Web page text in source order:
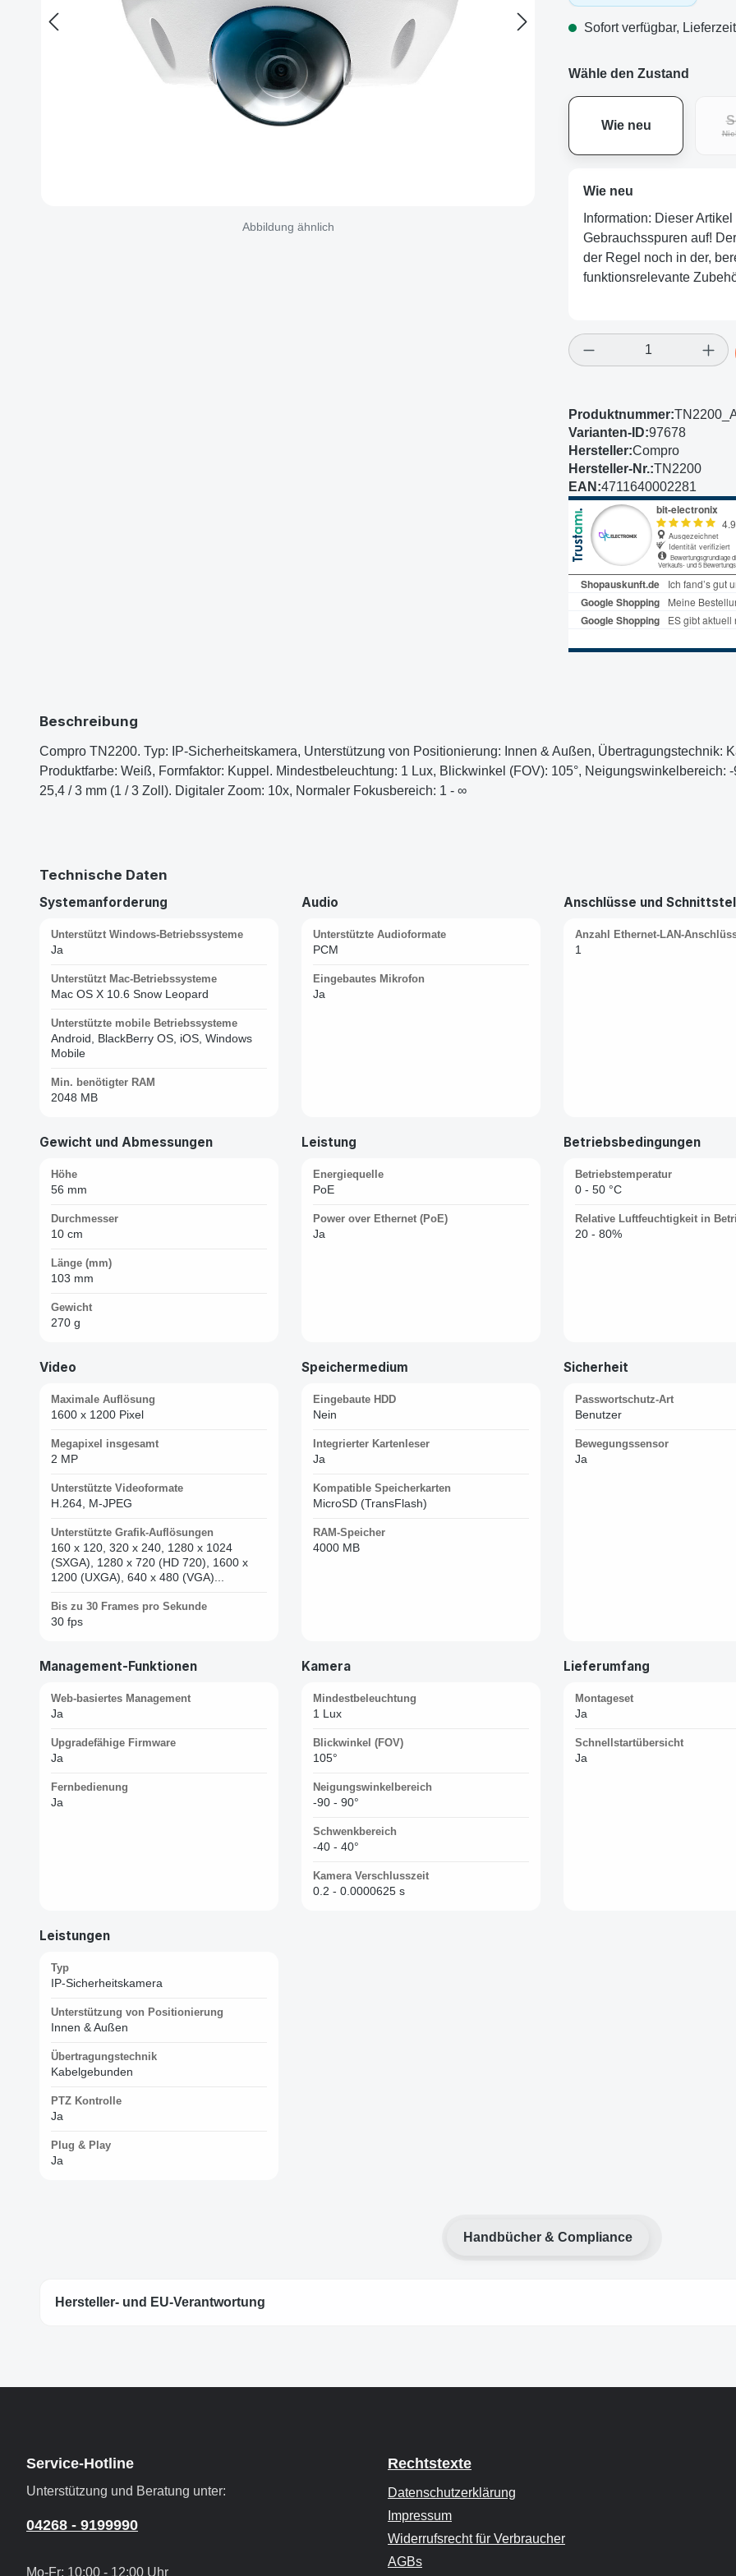
Abbildung ähnlich
Sofort verfügbar,
Wähle den Zustand
Wie neu
Wie neu
Information: Dieser
Gebrauchsspuren auf!
der Regel noch in der,
funktionsrelevante
Produkt Anzahl:
Produktnummer:
Varianten-ID:97678
Hersteller:Compro
Hersteller-Nr.:TN2200
EAN:4711640002281
Beschreibung
Compro TN2200. Typ: IP-Sicherheitskamera, Unterstützung von Positionierung: Innen & Außen, Übertragungstechnik:
Produktfarbe: Weiß, Formfaktor: Kuppel. Mindestbeleuchtung: 1 Lux, Blickwinkel (FOV): 105°, Neigungswinkelbereich:
25,4 / 3 mm (1 / 3 Zoll). Digitaler Zoom: 10x, Normaler Fokusbereich: 1 - ∞
Technische Daten
Systemanforderung
Unterstützt Windows-Betriebssysteme
Ja
Unterstützt Mac-Betriebssysteme
Mac OS X 10.6 Snow Leopard
Unterstützte mobile Betriebssysteme
Android, BlackBerry OS, iOS, Windows
Mobile
Min. benötigter RAM
2048 MB
Audio
Unterstützte Audioformate
PCM
Eingebautes Mikrofon
Ja
Anschlüsse und
Anzahl Ethernet-LAN-
1
Gewicht und Abmessungen
Höhe
56 mm
Durchmesser
10 cm
Länge (mm)
103 mm
Gewicht
270 g
Leistung
Energiequelle
PoE
Power over Ethernet (PoE)
Ja
Betriebsbedingungen
Betriebstemperatur
0 - 50 °C
Relative Luftfeuchtigkeit in
20 - 80%
Video
Maximale Auflösung
1600 x 1200 Pixel
Megapixel insgesamt
2 MP
Unterstützte Videoformate
H.264, M-JPEG
Unterstützte Grafik-Auflösungen
160 x 120, 320 x 240, 1280 x 1024
(SXGA), 1280 x 720 (HD 720), 1600 x
1200 (UXGA), 640 x 480 (VGA)...
Bis zu 30 Frames pro Sekunde
30 fps
Speichermedium
Eingebaute HDD
Nein
Integrierter Kartenleser
Ja
Kompatible Speicherkarten
MicroSD (TransFlash)
RAM-Speicher
4000 MB
Sicherheit
Passwortschutz-Art
Benutzer
Bewegungssensor
Ja
Management-Funktionen
Web-basiertes Management
Ja
Upgradefähige Firmware
Ja
Fernbedienung
Ja
Kamera
Mindestbeleuchtung
1 Lux
Blickwinkel (FOV)
105°
Neigungswinkelbereich
-90 - 90°
Schwenkbereich
-40 - 40°
Kamera Verschlusszeit
0.2 - 0.0000625 s
Lieferumfang
Montageset
Ja
Schnellstartübersicht
Ja
Leistungen
Typ
IP-Sicherheitskamera
Unterstützung von Positionierung
Innen & Außen
Übertragungstechnik
Kabelgebunden
PTZ Kontrolle
Ja
Plug & Play
Ja
Handbücher & Compliance
Hersteller- und EU-Verantwortung
Service-Hotline
Unterstützung und Beratung unter:
04268 - 9199990
Mo-Fr: 10:00 - 12:00 Uhr
Rechtstexte
Datenschutzerklärung
Impressum
Widerrufsrecht für Verbraucher
AGBs